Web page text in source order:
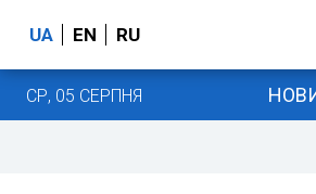
UA EN RU
СР, 05 СЕРПНЯ